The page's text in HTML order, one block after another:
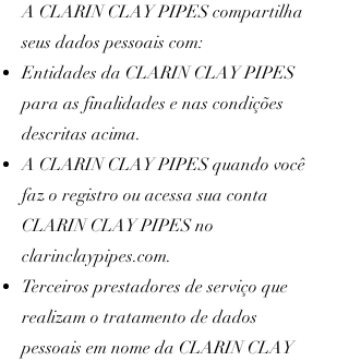
A CLARIN CLAY PIPES compartilha
seus dados pessoais com:
Entidades da CLARIN CLAY PIPES
para as finalidades e nas condições
descritas acima.
A CLARIN CLAY PIPES quando você
faz o registro ou acessa sua conta
CLARIN CLAY PIPES no
clarinclaypipes.com.
Terceiros prestadores de serviço que
realizam o tratamento de dados
pessoais em nome da CLARIN CLAY